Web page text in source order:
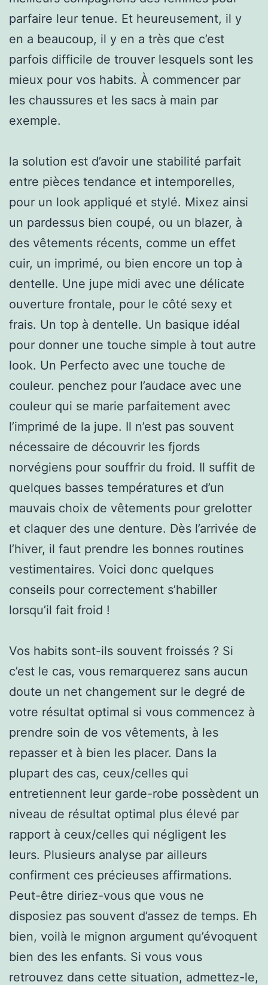
parfaire leur tenue. Et heureusement, il y
en a beaucoup, il y en a très que c’est
parfois difficile de trouver lesquels sont les
mieux pour vos habits. À commencer par
les chaussures et les sacs à main par
exemple.
la solution est d’avoir une stabilité parfait
entre pièces tendance et intemporelles,
pour un look appliqué et stylé. Mixez ainsi
un pardessus bien coupé, ou un blazer, à
des vêtements récents, comme un effet
cuir, un imprimé, ou bien encore un top à
dentelle. Une jupe midi avec une délicate
ouverture frontale, pour le côté sexy et
frais. Un top à dentelle. Un basique idéal
pour donner une touche simple à tout autre
look. Un Perfecto avec une touche de
couleur. penchez pour l’audace avec une
couleur qui se marie parfaitement avec
l’imprimé de la jupe. Il n’est pas souvent
nécessaire de découvrir les fjords
norvégiens pour souffrir du froid. Il suffit de
quelques basses températures et d’un
mauvais choix de vêtements pour grelotter
et claquer des une denture. Dès l’arrivée de
l’hiver, il faut prendre les bonnes routines
vestimentaires. Voici donc quelques
conseils pour correctement s’habiller
lorsqu’il fait froid !
Vos habits sont-ils souvent froissés ? Si
c’est le cas, vous remarquerez sans aucun
doute un net changement sur le degré de
votre résultat optimal si vous commencez à
prendre soin de vos vêtements, à les
repasser et à bien les placer. Dans la
plupart des cas, ceux/celles qui
entretiennent leur garde-robe possèdent un
niveau de résultat optimal plus élevé par
rapport à ceux/celles qui négligent les
leurs. Plusieurs analyse par ailleurs
confirment ces précieuses affirmations.
Peut-être diriez-vous que vous ne
disposiez pas souvent d’assez de temps. Eh
bien, voilà le mignon argument qu’évoquent
bien des les enfants. Si vous vous
retrouvez dans cette situation, admettez-le,